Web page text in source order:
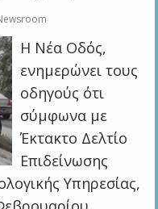
Η Νέα Οδός,
ενημερώνει τους
οδηγούς ότι
σύμφωνα με
Έκτακτο Δελτίο
Επιδείνωσης
Υπηρεσίας,